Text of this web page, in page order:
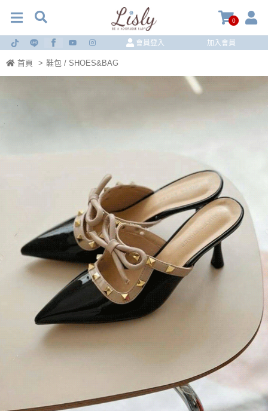
0
會員登入 加入會員
首頁 > 鞋包 / SHOES&BAG